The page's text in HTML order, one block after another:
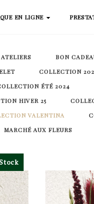
EN LIGNE
ATELIERS BON
COLLECTION
ÉTÉ 2024
HIVER 25
VALENTINA
MARCHÉ AUX FLEURS